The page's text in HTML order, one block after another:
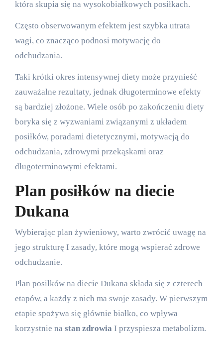
która skupia się na wysokobiałkowych posiłkach.
Często obserwowanym efektem jest szybka utrata
wagi, co znacząco podnosi motywację do
odchudzania.
Taki krótki okres intensywnej diety może przynieść
zauważalne rezultaty, jednak długoterminowe efekty
są bardziej złożone. Wiele osób po zakończeniu diety
boryka się z wyzwaniami związanymi z układem
posiłków, poradami dietetycznymi, motywacją do
odchudzania, zdrowymi przekąskami oraz
długoterminowymi efektami.
Plan posiłków na diecie
Dukana
Wybierając plan żywieniowy, warto zwrócić uwagę na
jego strukturę I zasady, które mogą wspierać zdrowe
odchudzanie.
Plan posiłków na diecie Dukana składa się z czterech
etapów, a każdy z nich ma swoje zasady. W pierwszym
etapie spożywa się głównie białko, co wpływa
korzystnie na stan zdrowia I przyspiesza metabolizm.